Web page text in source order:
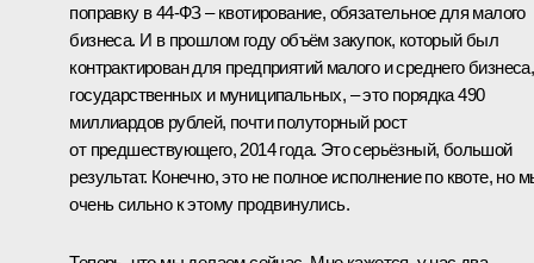
поправку в 44-ФЗ – квотирование, обязательное для малого
бизнеса. И в прошлом году объём закупок, который был
контрактирован для предприятий малого и среднего бизнеса,
государственных и муниципальных, – это порядка 490
миллиардов рублей, почти полуторный рост
от предшествующего, 2014 года. Это серьёзный, большой
результат. Конечно, это не полное исполнение по квоте, но
очень сильно к этому продвинулись.